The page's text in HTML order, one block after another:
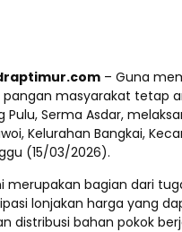
– Guna
masyarakat tetap
Serma Asdar,
Kelurahan Bangkai,
(15/03/2026).
merupakan bagian dari
lonjakan harga yang
distribusi bahan pokok